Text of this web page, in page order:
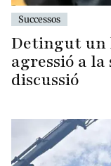
Successos
Detingut un
agressió a
discussió